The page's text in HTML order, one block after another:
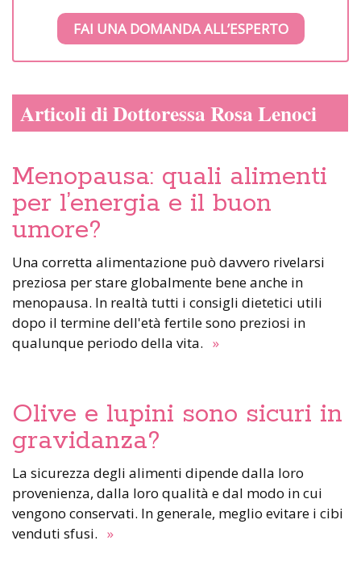
FAI UNA DOMANDA ALL’ESPERTO
Articoli di Dottoressa Rosa Lenoci
Menopausa: quali alimenti
per l’energia e il buon
umore?
Una corretta alimentazione può davvero rivelarsi
preziosa per stare globalmente bene anche in
menopausa. In realtà tutti i consigli dietetici utili
dopo il termine dell'età fertile sono preziosi in
qualunque periodo della vita. »
Olive e lupini sono sicuri in
gravidanza?
La sicurezza degli alimenti dipende dalla loro
provenienza, dalla loro qualità e dal modo in cui
vengono conservati. In generale, meglio evitare i cibi
venduti sfusi. »